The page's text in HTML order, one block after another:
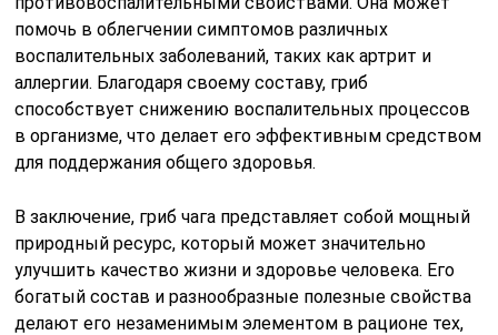
помочь в облегчении симптомов различных
воспалительных заболеваний, таких как артрит и
аллергии. Благодаря своему составу, гриб
способствует снижению воспалительных процессов
в организме, что делает его эффективным средством
для поддержания общего здоровья.
В заключение, гриб чага представляет собой мощный
природный ресурс, который может значительно
улучшить качество жизни и здоровье человека. Его
богатый состав и разнообразные полезные свойства
делают его незаменимым элементом в рационе тех,